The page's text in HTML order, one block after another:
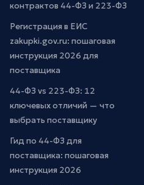
контрактов 44-ФЗ и 223-ФЗ
Регистрация в ЕИС
zakupki.gov.ru: пошаговая
инструкция 2026 для
поставщика
44-ФЗ vs 223-ФЗ: 12
ключевых отличий — что
выбрать поставщику
Гид по 44-ФЗ для
поставщика: пошаговая
инструкция 2026